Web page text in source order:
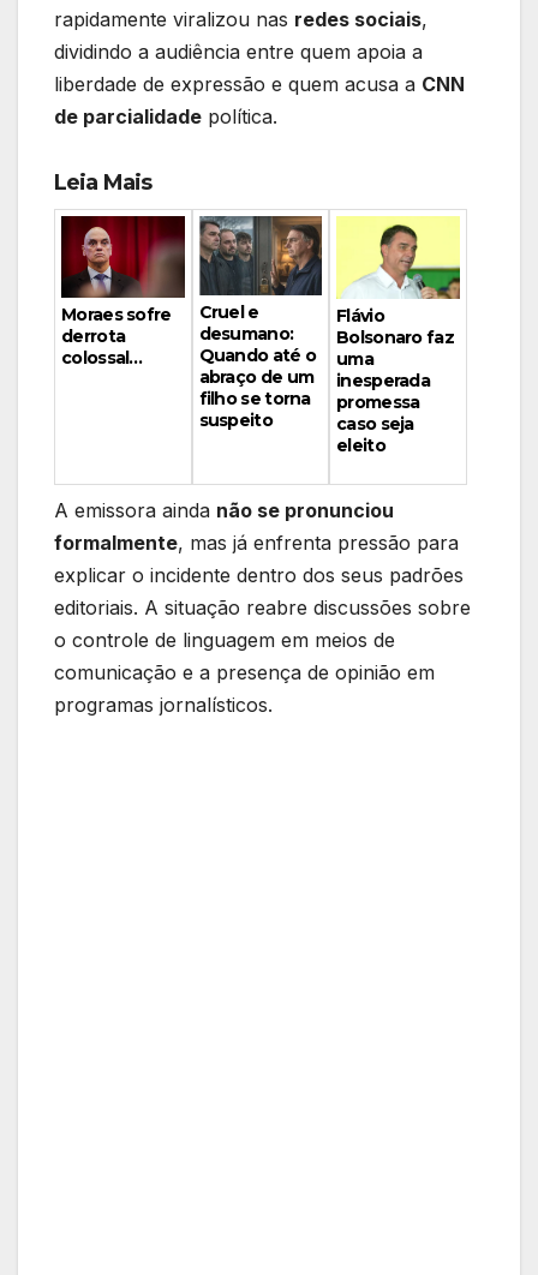
rapidamente viralizou nas redes sociais,
dividindo a audiência entre quem apoia a
liberdade de expressão e quem acusa a CNN
de parcialidade política.
Leia Mais
Moraes sofre
derrota
colossal…
Cruel e
desumano:
Quando até o
abraço de um
filho se torna
suspeito
Flávio
Bolsonaro faz
uma
inesperada
promessa
caso seja
eleito
A emissora ainda não se pronunciou
formalmente, mas já enfrenta pressão para
explicar o incidente dentro dos seus padrões
editoriais. A situação reabre discussões sobre
o controle de linguagem em meios de
comunicação e a presença de opinião em
programas jornalísticos.